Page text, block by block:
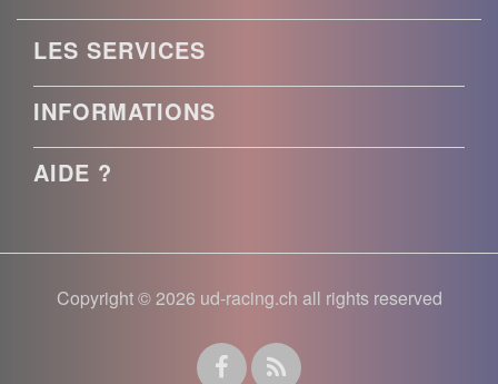
LES SERVICES
INFORMATIONS
AIDE ?
Copyright © 2026 ud-racing.ch all rights reserved